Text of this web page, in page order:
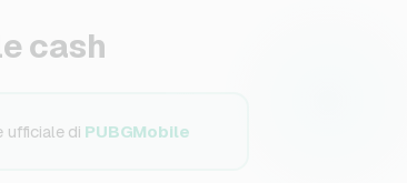
cash
ufficiale di PUBGMobile